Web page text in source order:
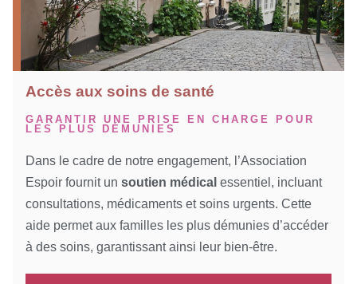
Accès aux soins de santé
GARANTIR UNE PRISE EN CHARGE POUR
LES PLUS DÉMUNIES
Dans le cadre de notre engagement, l’Association
Espoir fournit un soutien médical essentiel, incluant
consultations, médicaments et soins urgents. Cette
aide permet aux familles les plus démunies d’accéder
à des soins, garantissant ainsi leur bien-être.